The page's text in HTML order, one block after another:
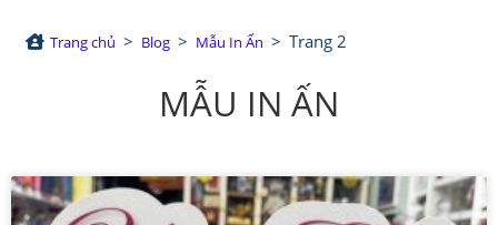
Trang chủ > Blog > Mẫu In Ấn > Trang 2
MẪU IN ẤN